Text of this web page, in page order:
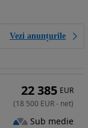
Vezi anunțurile
22 385 EUR
(18 500 EUR- net)
Sub medie